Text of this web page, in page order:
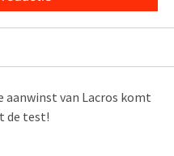
aanwinst van Lacros komt
de test!